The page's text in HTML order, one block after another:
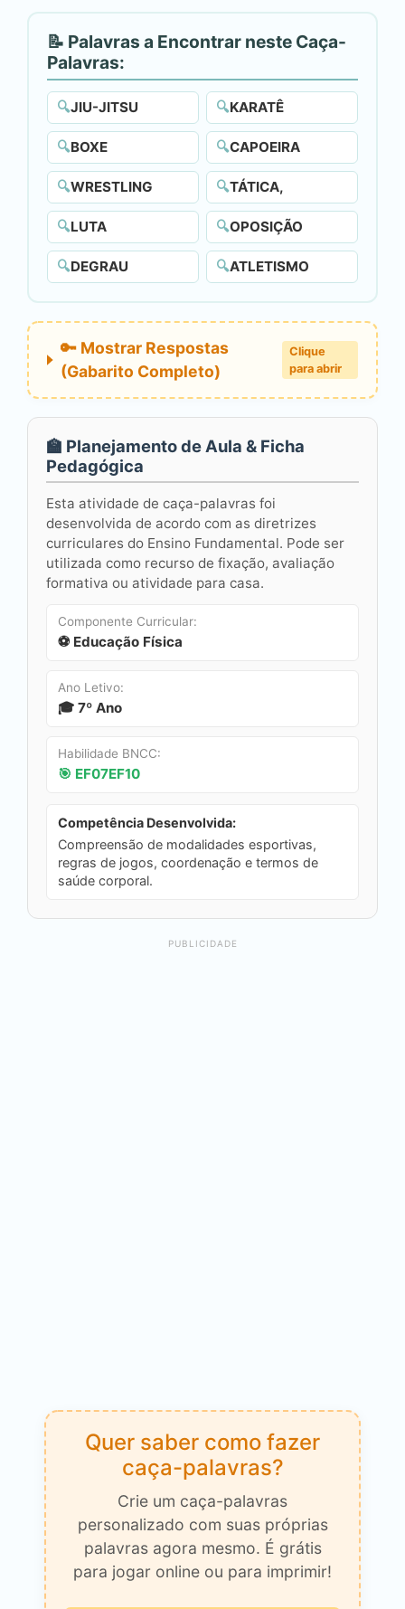
📝 Palavras a Encontrar neste Caça-
Palavras:
🔍JIU-JITSU 🔍KARATÊ
🔍BOXE 🔍CAPOEIRA
🔍WRESTLING 🔍TÁTICA,
🔍LUTA 🔍OPOSIÇÃO
🔍DEGRAU 🔍ATLETISMO
🔑 Mostrar Respostas
(Gabarito Completo)
Clique
para abrir
🏫 Planejamento de Aula & Ficha
Pedagógica
Esta atividade de caça-palavras foi
desenvolvida de acordo com as diretrizes
curriculares do Ensino Fundamental. Pode ser
utilizada como recurso de fixação, avaliação
formativa ou atividade para casa.
Componente Curricular:
⚽ Educação Física
Ano Letivo:
🎓 7º Ano
Habilidade BNCC:
🎯 EF07EF10
Competência Desenvolvida:
Compreensão de modalidades esportivas,
regras de jogos, coordenação e termos de
saúde corporal.
PUBLICIDADE
Quer saber como fazer
caça-palavras?
Crie um caça-palavras
personalizado com suas próprias
palavras agora mesmo. É grátis
para jogar online ou para imprimir!